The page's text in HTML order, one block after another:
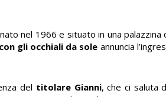
nel 1966 e situato in una palazzina
gli occhiali da sole annuncia
del titolare Gianni, che ci saluta